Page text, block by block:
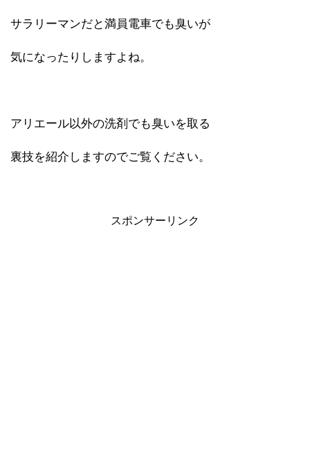
サラリーマンだと満員電車でも臭いが
気になったりしますよね。
アリエール以外の洗剤でも臭いを取る
裏技を紹介しますのでご覧ください。
スポンサーリンク